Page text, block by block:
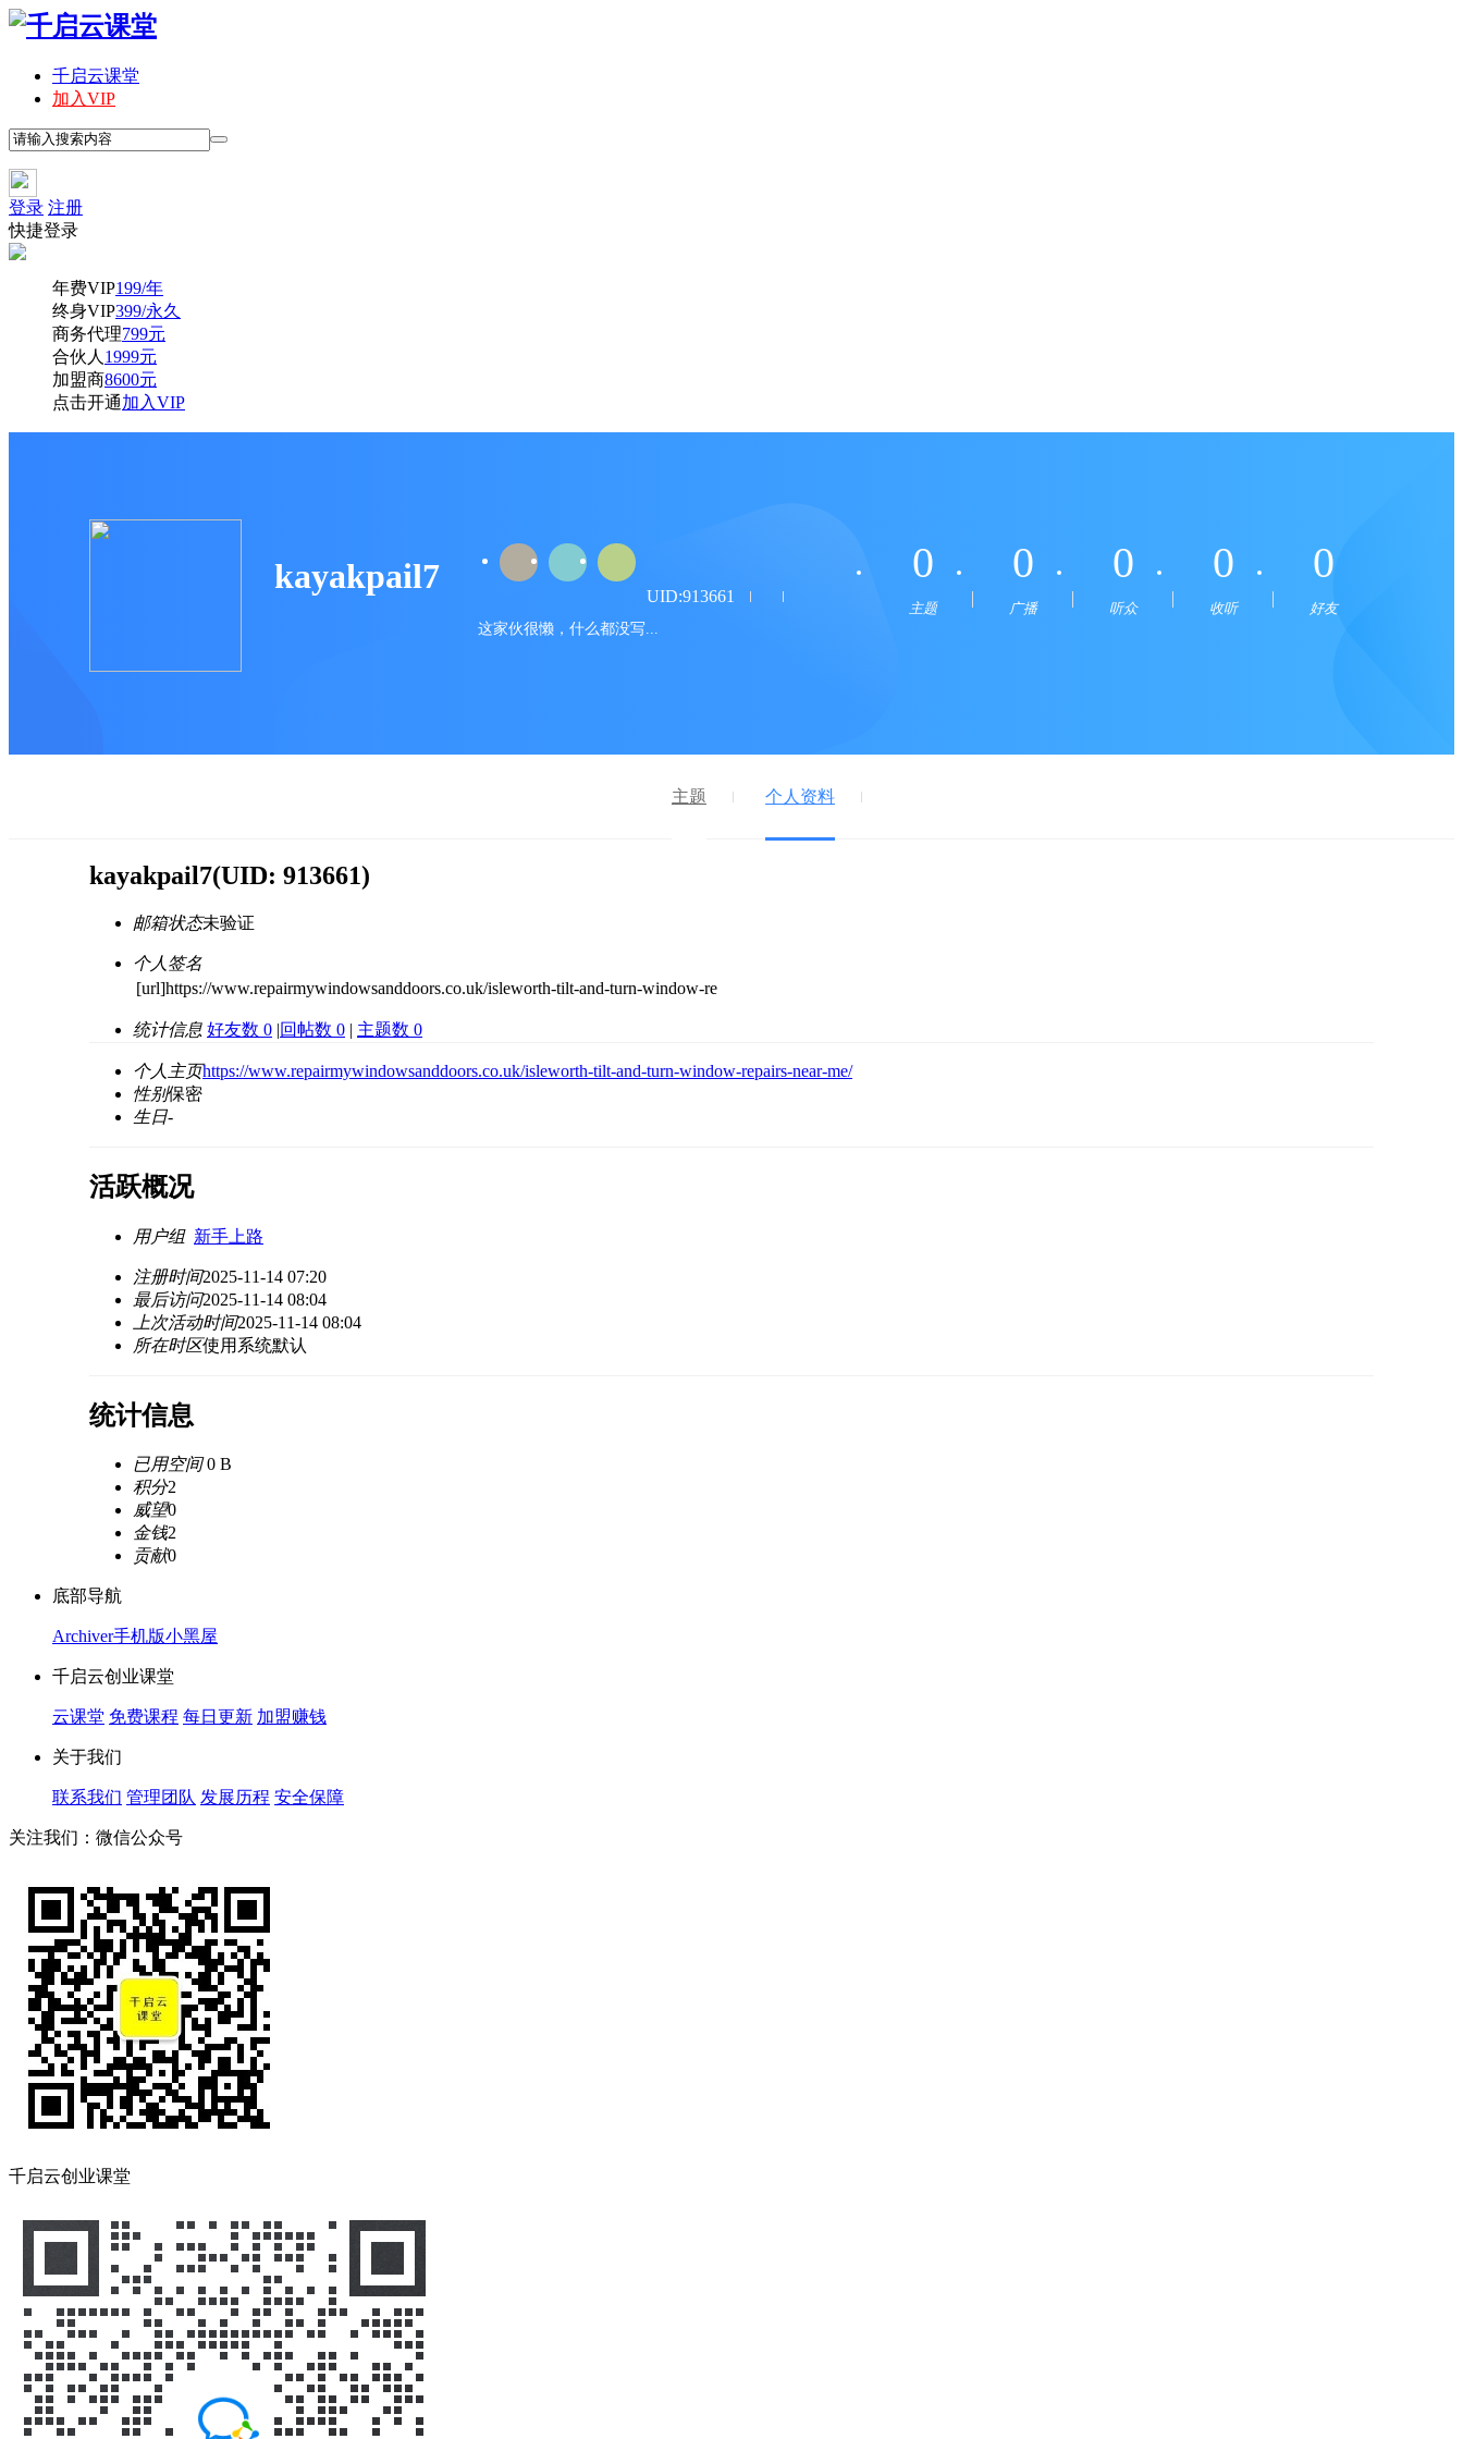
千启云课堂
加入VIP
登录 注册
快捷登录
年费VIP199/年
终身VIP399/永久
商务代理799元
合伙人 1999元
加盟商8600元
点击开通加入VIP
kayakpail7 UID:913661
这家伙很懒，什么都没写...
0
主题
0
广播
0
听众
0
收听
0
好友
主题 个人资料
kayakpail7(UID: 913661)
邮箱状态未验证
个人签名
[url]https://www.repairmywindowsanddoors.co.uk/isleworth-tilt-and-turn-window-re
统计信息 好友数 0 |回帖数 0 | 主题数 0
个人主页https://www.repairmywindowsanddoors.co.uk/isleworth-tilt-and-turn-window-repairs-near-me/
性别保密
生日-
活跃概况
用户组 新手上路
注册时间2025-11-14 07:20
最后访问2025-11-14 08:04
上次活动时间2025-11-14 08:04
所在时区使用系统默认
统计信息
已用空间0 B
积分2
威望0
金钱2
贡献0
底部导航
Archiver手机版小黑屋
千启云创业课堂
云课堂 免费课程 每日更新 加盟赚钱
关于我们
联系我们 管理团队 发展历程 安全保障
关注我们：微信公众号
千启云创业课堂